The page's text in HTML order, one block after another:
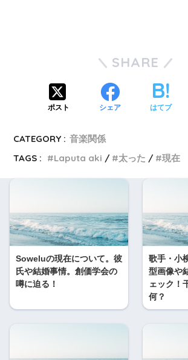
SHARE
ポスト シェア はてブ
CATEGORY : 音楽関係
TAGS :
Laputa aki 太った 現在
Soweluの現在について。彼
氏や結婚事情。創価学会の
噂に迫る！
歌手・小
型画像や
ェック！
何？